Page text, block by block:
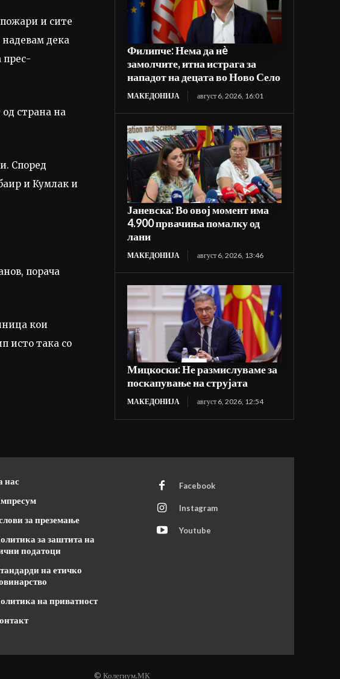
и сите
надевам дека
прес-
страна на
Според
и Кумлак и
порача
кои
исто така со
Филипче: Нема да нè
замолчите, итна истрага за
нападот на децата во Ново Село
МАКЕДОНИЈА август 6, 2026, 16:01
Јаневска: Во овој момент има
4.900 првачиња помалку од
лани
МАКЕДОНИЈА август 6, 2026, 13:46
Мицкоски: Не размислуваме за
поскапување на струјата
МАКЕДОНИЈА август 6, 2026, 12:54
нас
за преземање
за заштита на
податоци
на етичко
на приватност
Facebook
Instagram
Youtube
© Колегиум.МК